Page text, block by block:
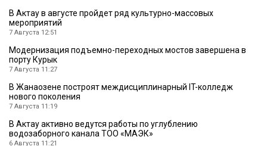
В Актау в августе пройдет ряд культурно-массовых
мероприятий
7 Августа 12:51
Модернизация подъемно-переходных мостов завершена в
порту Курык
7 Августа 11:27
В Жанаозене построят междисциплинарный IT-колледж
нового поколения
7 Августа 11:19
В Актау активно ведутся работы по углублению
водозаборного канала ТОО «МАЭК»
6 Августа 11:21